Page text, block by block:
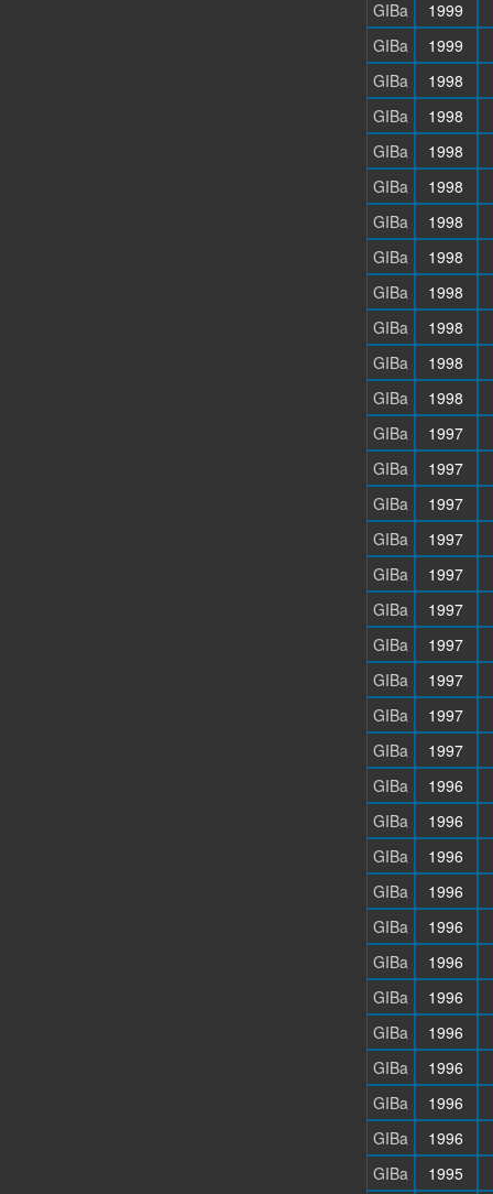
GIBa
1999
GIBa
1999
GIBa
1998
GIBa
1998
GIBa
1998
GIBa
1998
GIBa
1998
GIBa
1998
GIBa
1998
GIBa
1998
GIBa
1998
GIBa
1998
GIBa
1997
GIBa
1997
GIBa
1997
GIBa
1997
GIBa
1997
GIBa
1997
GIBa
1997
GIBa
1997
GIBa
1997
GIBa
1997
GIBa
1996
GIBa
1996
GIBa
1996
GIBa
1996
GIBa
1996
GIBa
1996
GIBa
1996
GIBa
1996
GIBa
1996
GIBa
1996
GIBa
1996
GIBa
1995